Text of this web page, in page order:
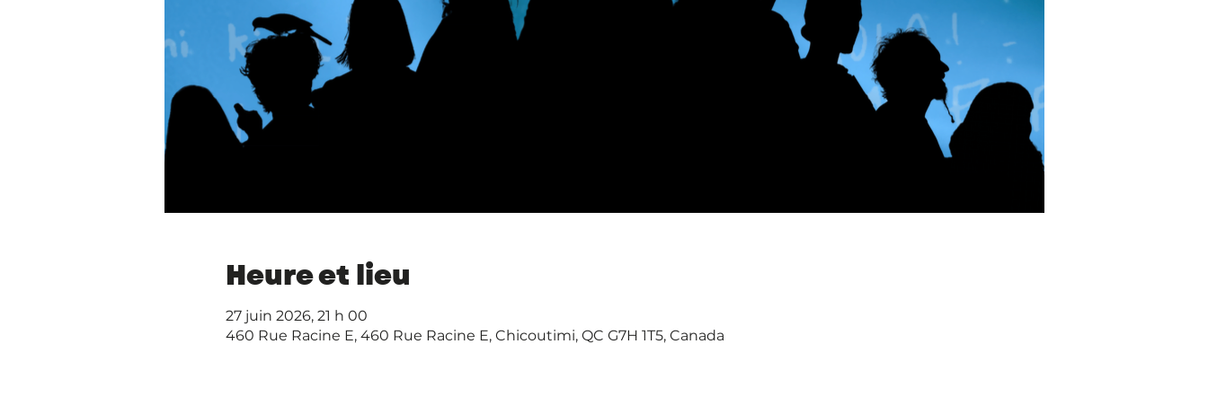
Heure et lieu
27 juin 2026, 21 h 00
460 Rue Racine E, 460 Rue Racine E, Chicoutimi, QC G7H 1T5, Canada